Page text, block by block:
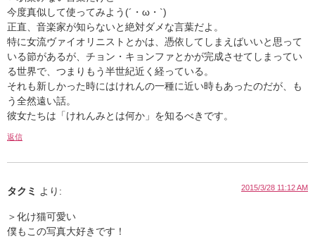
今度真似して使ってみよう(´・ω・`)
正直、音楽家が知らないと絶対ダメな言葉だよ。
特に女流ヴァイオリニストとかは、憑依してしまえばいいと思って
いる節があるが、チョン・キョンファとかが完成させてしまってい
る世界で、つまりもう半世紀近く経っている。
それも新しかった時にはけれんの一種に近い時もあったのだが、も
う全然遠い話。
彼女たちは「けれんみとは何か」を知るべきです。
返信
タクミ より: 2015/3/28 11:12 AM
＞化け猫可愛い
僕もこの写真大好きです！